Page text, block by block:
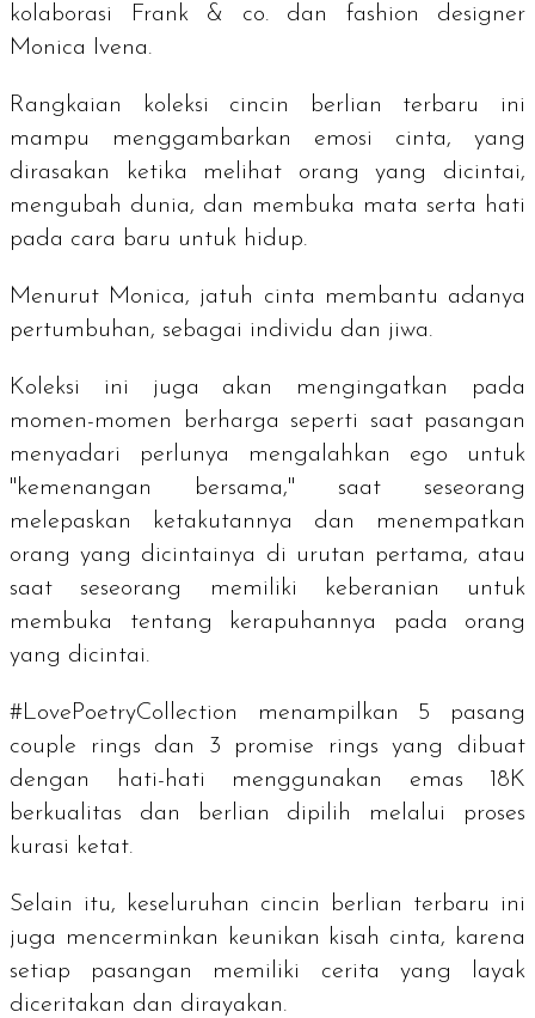
kolaborasi Frank & co. dan fashion designer
Monica Ivena.
Rangkaian koleksi cincin berlian terbaru ini
mampu menggambarkan emosi cinta, yang
dirasakan ketika melihat orang yang dicintai,
mengubah dunia, dan membuka mata serta hati
pada cara baru untuk hidup.
Menurut Monica, jatuh cinta membantu adanya
pertumbuhan, sebagai individu dan jiwa.
Koleksi ini juga akan mengingatkan pada
momen-momen berharga seperti saat pasangan
menyadari perlunya mengalahkan ego untuk
"kemenangan bersama," saat seseorang
melepaskan ketakutannya dan menempatkan
orang yang dicintainya di urutan pertama, atau
saat seseorang memiliki keberanian untuk
membuka tentang kerapuhannya pada orang
yang dicintai.
#LovePoetryCollection menampilkan 5 pasang
couple rings dan 3 promise rings yang dibuat
dengan hati-hati menggunakan emas 18K
berkualitas dan berlian dipilih melalui proses
kurasi ketat.
Selain itu, keseluruhan cincin berlian terbaru ini
juga mencerminkan keunikan kisah cinta, karena
setiap pasangan memiliki cerita yang layak
diceritakan dan dirayakan.